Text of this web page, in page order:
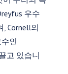
우수
Cornell의
인
고 있습니